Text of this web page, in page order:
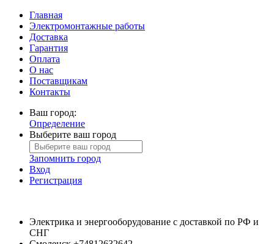
Главная
Электромонтажные работы
Доставка
Гарантия
Оплата
О нас
Поставщикам
Контакты
Ваш город:
Определение
Выберите ваш город
Запомнить город
Вход
Регистрация
Электрика и энергооборудование с доставкой по РФ и
СНГ